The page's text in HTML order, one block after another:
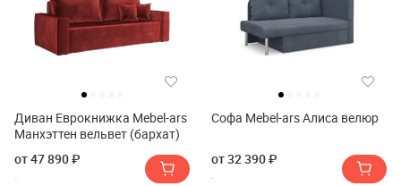
Диван Еврокнижка Mebel-ars
Манхэттен вельвет (бархат)
от 47 890 ₽
Софа Mebel-ars Алиса велюр
от 32 390 ₽